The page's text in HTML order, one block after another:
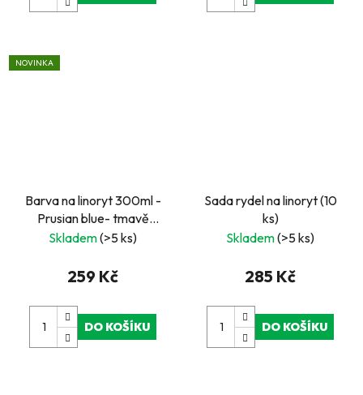
NOVINKA
Barva na linoryt 300ml -
Prusian blue- tmavě
modrá
Skladem(>5 ks)
259 Kč
DO KOŠÍKU
Sada rydel na linoryt (10
ks)
Skladem(>5 ks)
285 Kč
DO KOŠÍKU